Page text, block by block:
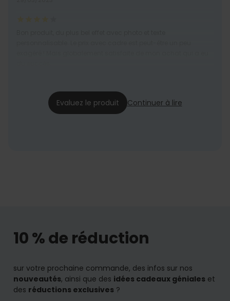
Evaluez le produit Continuer à lire
10 % de réduction
sur votre prochaine commande, des infos sur nos
nouveautés, ainsi que des idées cadeaux géniales et
des réductions exclusives ?